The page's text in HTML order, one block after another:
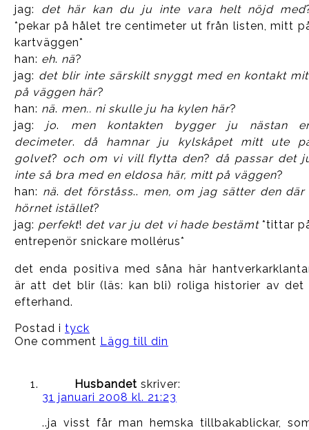
jag: det här kan du ju inte vara helt nöjd med
*pekar på hålet tre centimeter ut från listen, mitt
kartväggen*
han: eh. nä?
jag: det blir inte särskilt snyggt med en kontakt
på väggen här?
han: nä. men.. ni skulle ju ha kylen här?
jag: jo. men kontakten bygger ju nästan
decimeter. då hamnar ju kylskåpet mitt ute
golvet? och om vi vill flytta den? då passar det
inte så bra med en eldosa här, mitt på väggen?
han: nä. det förståss.. men, om jag sätter den där
hörnet istället?
jag: perfekt! det var ju det vi hade bestämt*tittar
entrepenör snickare mollérus*
det enda positiva med såna här
är att det blir (läs: kan bli) roliga historier av det
efterhand.
Postad i tyck
One comment Lägg till din
Husbandet skriver:
31 januari 2008 kl. 21:23
..ja visst får man hemska tillbakablickar,